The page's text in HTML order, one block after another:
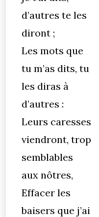
d’autres te les
diront ;
Les mots que
tu m’as dits, tu
les diras à
d’autres :
Leurs caresses
viendront, trop
semblables
aux nôtres,
Effacer les
baisers que j’ai